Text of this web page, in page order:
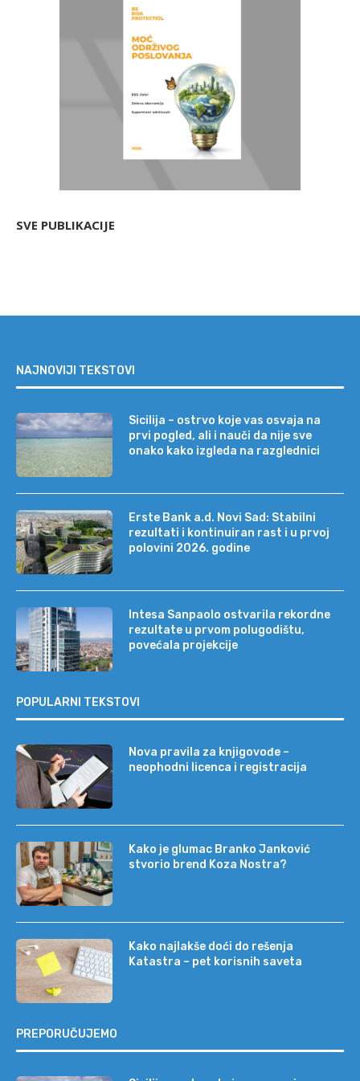
SVE PUBLIKACIJE
NAJNOVIJI TEKSTOVI
Sicilija – ostrvo koje vas osvaja na
prvi pogled, ali i nauči da nije sve
onako kako izgleda na razglednici
Erste Bank a.d. Novi Sad: Stabilni
rezultati i kontinuiran rast i u prvoj
polovini 2026. godine
Intesa Sanpaolo ostvarila rekordne
rezultate u prvom polugodištu,
povećala projekcije
POPULARNI TEKSTOVI
Nova pravila za knjigovođe –
neophodni licenca i registracija
Kako je glumac Branko Janković
stvorio brend Koza Nostra?
Kako najlakše doći do rešenja
Katastra – pet korisnih saveta
PREPORUČUJEMO